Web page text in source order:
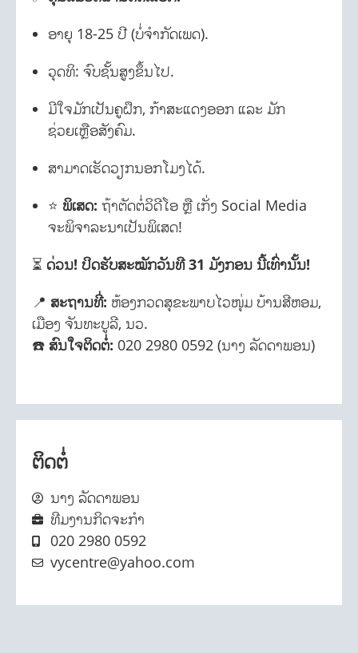
ອາຍຸ 18-25 ປີ (ບໍ່ຈຳກັດເພດ).
ວຸດທິ: ຈົບຊັ້ນສູງຂຶ້ນໄປ.
ມີໃຈມັກເປັນຄູຝຶກ, ກ້າສະແດງອອກ ແລະ ມັກ
ຊ່ວຍເຫຼືອສັງຄົມ.
ສາມາດເຮັດວຽກນອກໂມງໄດ້.
⭐ ພິເສດ: ຖ້າຕັດຕໍ່ວິດີໂອ ຫຼື ເກັ່ງ Social Media
ຈະພິຈາລະນາເປັນພິເສດ!
⏳ ດ່ວນ! ປິດຮັບສະໝັກວັນທີ 31 ມັງກອນ ນີ້ເທົ່ານັ້ນ!
📍 ສະຖານທີ່: ຫ້ອງກວດສຸຂະພາບໄວໜຸ່ມ ບ້ານສີຫອມ,
ເມືອງ ຈັນທະບູລີ, ນວ.
☎️ ສົນໃຈຕິດຕໍ່: 020 2980 0592 (ນາງ ລັດດາພອນ)
ຕິດຕໍ່
ນາງ ລັດດາພອນ
ທີມງານກິດຈະກຳ
020 2980 0592
vycentre@yahoo.com